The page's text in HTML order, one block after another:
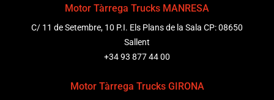
Motor Tàrrega Trucks MANRESA
C/ 11 de Setembre, 10 P.I. Els Plans de la Sala CP: 08650
Sallent
+34 93 877 44 00
Motor Tàrrega Trucks GIRONA